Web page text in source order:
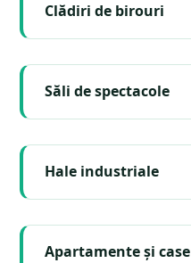
Clădiri de birouri
Săli de spectacole
Hale industriale
Apartamente și case